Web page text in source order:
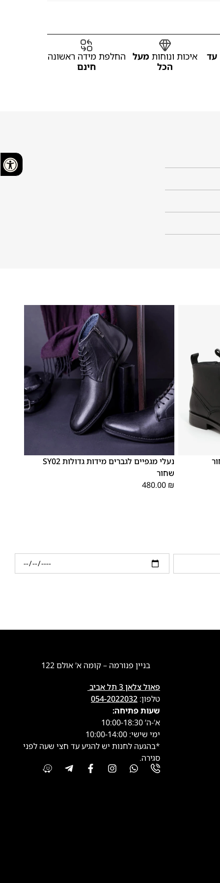
עד איכות ונוחות מעל
הכל
החלפת מידה ראשונה
חינם
נעלי מגפיים לגברים מידות גדולות SY02
שחור
480.00 ₪
בניין פנורמה – קומה א' אולם 122
פאול צלאן 3 תל אביב
טלפון: 054-2022032
שעות פתיחה:
א’-ה’ 10:00-18:30
ימי שישי: 10:00-14:00
*בהגעה לחנות יש להגיע עד חצי שעה לפני
סגירה.